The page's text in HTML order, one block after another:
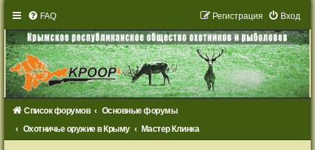
FAQ Вход
Регистрация
Список форумов
Основные форумы
Охотничье оружие в Крыму
Мастер Клинка